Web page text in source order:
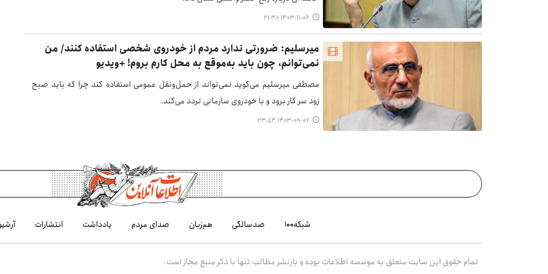
۱۴۰۳-۱۱-۰۶ ۲۱:۳۸
میرسلیم: ضرورتی ندارد مردم از خودروی شخصی استفاده کنند/ من
نمی‌توانم، چون باید به‌موقع به محل کارم بروم! +ویدیو
مصطفی میرسلیم می‌گوید نمی‌تواند از حمل‌ونقل عمومی استفاده کند چرا که باید صبح
زود سر کار برود و با خودروی سازمانی تردد می‌کند.
۱۴۰۳-۰۹-۰۷ ۲۳:۵۴
شبکه۱۰۰ صدسالگی هم‌زبان صدای مردم یادداشت انتشارات
تمام حقوق این سایت متعلق به موسسه اطلاعات بوده و بازنشر مطالب تنها با ذکر منبع مجاز است.